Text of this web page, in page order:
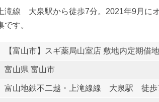
滝線 大泉駅から徒歩7分。2021年9月に
す。
【富山市】スギ薬局山室店 敷地内定期借地
富山県 富山市
富山地鉄不二越・上滝線線 大泉駅 徒歩